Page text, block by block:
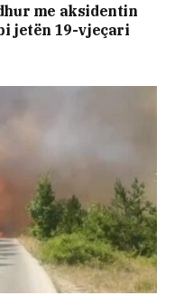
me aksidentin
jetën 19-vjeçari